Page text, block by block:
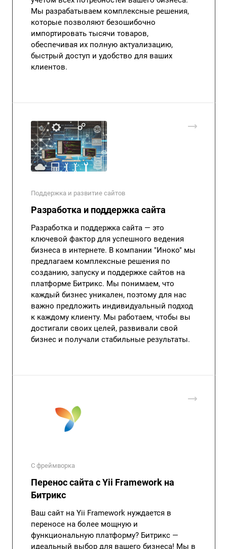
Мы разрабатываем комплексные решения,
которые позволяют безошибочно
импортировать тысячи товаров,
обеспечивая их полную актуализацию,
быстрый доступ и удобство для ваших
клиентов.
Поддержка и развитие сайтов
Разработка и поддержка сайта
Разработка и поддержка сайта — это
ключевой фактор для успешного ведения
бизнеса в интернете. В компании "Иноко" мы
предлагаем комплексные решения по
созданию, запуску и поддержке сайтов на
платформе Битрикс. Мы понимаем, что
каждый бизнес уникален, поэтому для нас
важно предложить индивидуальный подход
к каждому клиенту. Мы работаем, чтобы вы
достигали своих целей, развивали свой
бизнес и получали стабильные результаты.
С фреймворка
Перенос сайта с Yii Framework на
Битрикс
Ваш сайт на Yii Framework нуждается в
переносе на более мощную и
функциональную платформу? Битрикс —
идеальный выбор для вашего бизнеса! Мы в